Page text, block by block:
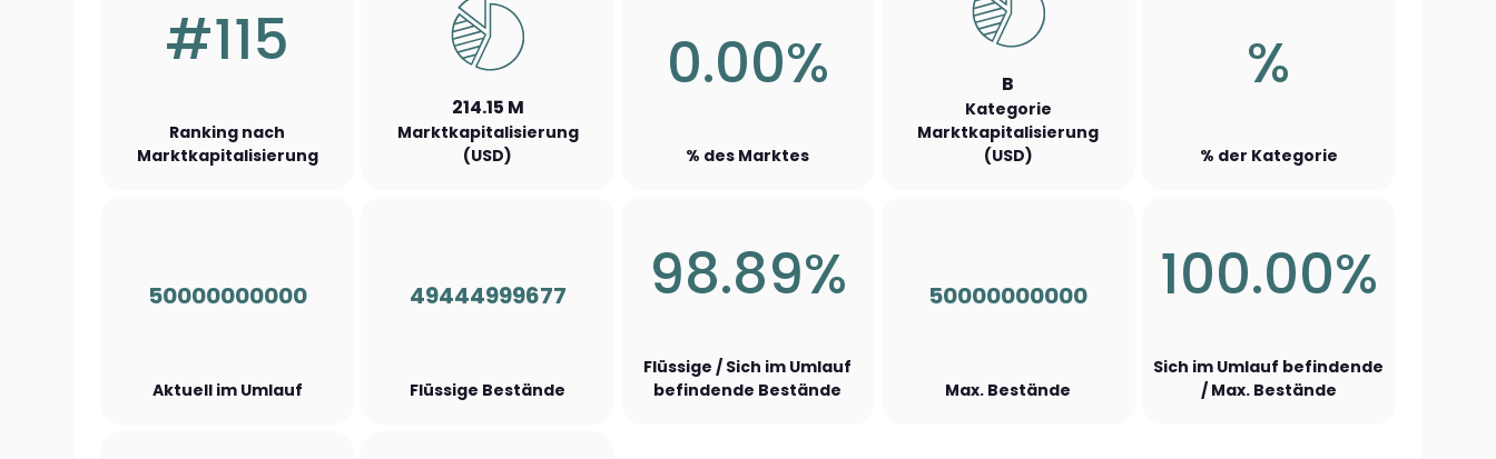
#115
Ranking nach
Marktkapitalisierung
214.15 M
Marktkapitalisierung
(USD)
0.00%
% des Marktes
B
Kategorie
Marktkapitalisierung
(USD)
%
% der Kategorie
50000000000
Aktuell im Umlauf
49444999677
Flüssige Bestände
98.89%
Flüssige / Sich im Umlauf
befindende Bestände
50000000000
Max. Bestände
100.00%
Sich im Umlauf befindende
/ Max. Bestände